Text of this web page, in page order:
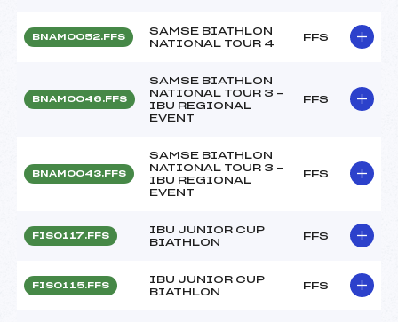
BNAM0052.FFS
SAMSE BIATHLON
NATIONAL TOUR 4
FFS
BNAM0046.FFS
SAMSE BIATHLON
NATIONAL TOUR 3 –
IBU REGIONAL
EVENT
FFS
BNAM0043.FFS
SAMSE BIATHLON
NATIONAL TOUR 3 –
IBU REGIONAL
EVENT
FFS
FIS0117.FFS
IBU JUNIOR CUP
BIATHLON
FFS
FIS0115.FFS
IBU JUNIOR CUP
BIATHLON
FFS